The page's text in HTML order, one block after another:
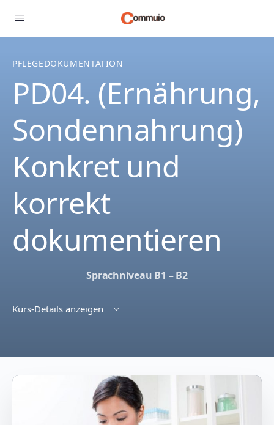
PFLEGEDOKUMENTATION
PD04. (Ernährung,
Sondennahrung)
Konkret und
korrekt
dokumentieren
Sprachniveau B1 – B2
Kurs-Details anzeigen